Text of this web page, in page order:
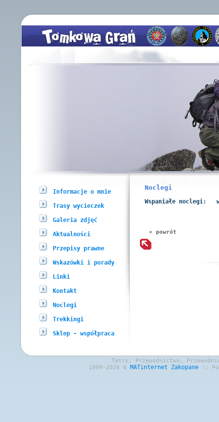
Informacje o mnie
Trasy wycieczek
Galeria zdjęć
Aktualności
Przepisy prawne
Wskazówki i porady
Linki
Kontakt
Noclegi
Trekkingi
Sklep - współpraca
Noclegi
Wspaniałe noclegi:
« powrót
Tatry, Przewodnictwo,
1999-2026 © MATinternet Zakopane ::